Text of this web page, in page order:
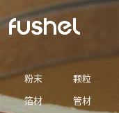
粉末 颗粒
箔材 管材